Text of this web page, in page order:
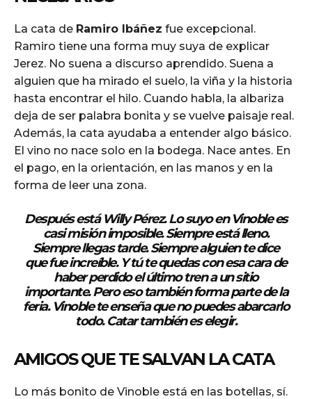
La cata de Ramiro Ibáñez fue excepcional.
Ramiro tiene una forma muy suya de explicar
Jerez. No suena a discurso aprendido. Suena a
alguien que ha mirado el suelo, la viña y la historia
hasta encontrar el hilo. Cuando habla, la albariza
deja de ser palabra bonita y se vuelve paisaje real.
Además, la cata ayudaba a entender algo básico.
El vino no nace solo en la bodega. Nace antes. En
el pago, en la orientación, en las manos y en la
forma de leer una zona.
Después estáWilly Pérez. Lo suyo en Vinoble es
casi misión imposible. Siempre está lleno.
Siempre llegas tarde. Siempre alguien te dice
que fue increíble. Y tú te quedas con esa cara de
haber perdido el último tren a un sitio
importante. Pero eso también forma parte de la
feria. Vinoble te enseña que no puedes abarcarlo
todo. Catar también es elegir.
AMIGOS QUE TE SALVAN LA CATA
Lo más bonito de Vinoble está en las botellas, sí.